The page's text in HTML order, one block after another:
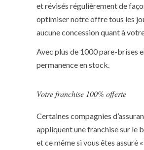
et révisés régulièrement de
optimiser notre offre tous les
aucune concession quant à
Avec plus de 1000 pare-brises
permanence en stock.
Votre franchise 100% offerte
Certaines compagnies
appliquent une franchise sur le
et ce même si vous êtes assuré